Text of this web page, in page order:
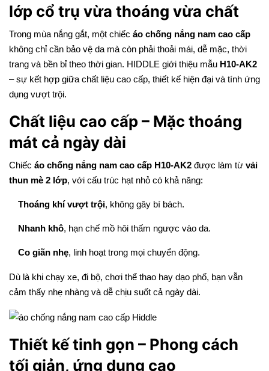
lớp cổ trụ vừa thoáng vừa chất
Trong mùa nắng gắt, một chiếc áo chống nắng nam cao cấp
không chỉ cần bảo vệ da mà còn phải thoải mái, dễ mặc, thời
trang và bền bỉ theo thời gian. HIDDLE giới thiệu mẫu H10-AK2
– sự kết hợp giữa chất liệu cao cấp, thiết kế hiện đại và tính ứng
dụng vượt trội.
Chất liệu cao cấp – Mặc thoáng
mát cả ngày dài
Chiếc áo chống nắng nam cao cấp H10-AK2 được làm từ vải
thun mè 2 lớp, với cấu trúc hạt nhỏ có khả năng:
Thoáng khí vượt trội, không gây bí bách.
Nhanh khô, hạn chế mồ hôi thấm ngược vào da.
Co giãn nhẹ, linh hoạt trong mọi chuyển động.
Dù là khi chạy xe, đi bộ, chơi thể thao hay dạo phố, bạn vẫn
cảm thấy nhẹ nhàng và dễ chịu suốt cả ngày dài.
Thiết kế tinh gọn – Phong cách
tối giản, ứng dụng cao